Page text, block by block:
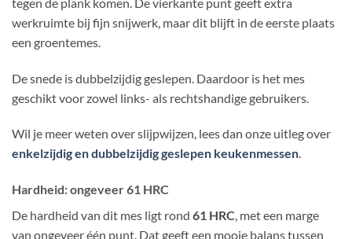
werkruimte bij fijn snijwerk, maar dit blijft in de eerste plaats
een groentemes.
De snede is dubbelzijdig geslepen. Daardoor is het mes
geschikt voor zowel links- als rechtshandige gebruikers.
Wil je meer weten over slijpwijzen, lees dan onze uitleg over
enkelzijdig en dubbelzijdig geslepen keukenmessen.
Hardheid: ongeveer 61 HRC
De hardheid van dit mes ligt rond 61 HRC, met een marge
van ongeveer één punt. Dat geeft een mooie balans tussen